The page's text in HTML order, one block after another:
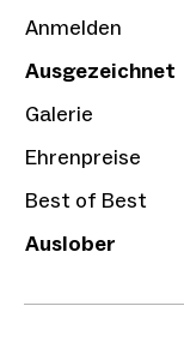
Anmelden
Ausgezeichnet
Galerie
Ehrenpreise
Best of Best
Auslober